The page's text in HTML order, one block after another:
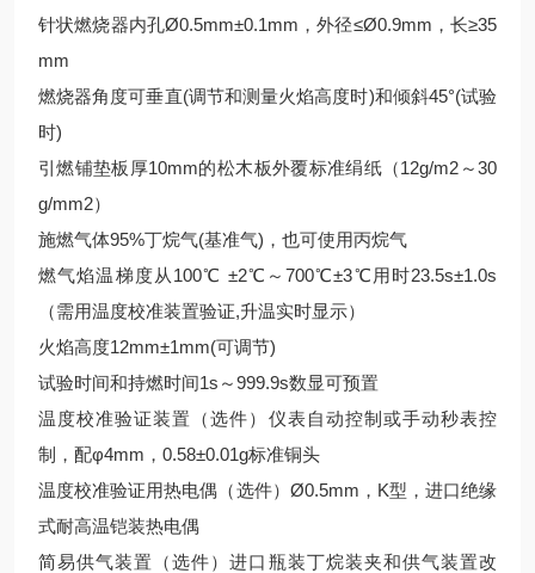
针状燃烧器内孔Ø0.5mm±0.1mm，外径≤Ø0.9mm，长≥35
mm
燃烧器角度可垂直(调节和测量火焰高度时)和倾斜45°(试验
时)
引燃铺垫板厚10mm的松木板外覆标准绢纸（12g/m2～30
g/mm2）
施燃气体95%丁烷气(基准气)，也可使用丙烷气
燃气焰温梯度从100℃ ±2℃～700℃±3℃用时23.5s±1.0s
（需用温度校准装置验证,升温实时显示）
火焰高度12mm±1mm(可调节)
试验时间和持燃时间1s～999.9s数显可预置
温度校准验证装置（选件）仪表自动控制或手动秒表控
制，配φ4mm，0.58±0.01g标准铜头
温度校准验证用热电偶（选件）Ø0.5mm，K型，进口绝缘
式耐高温铠装热电偶
简易供气装置（选件）进口瓶装丁烷装夹和供气装置改